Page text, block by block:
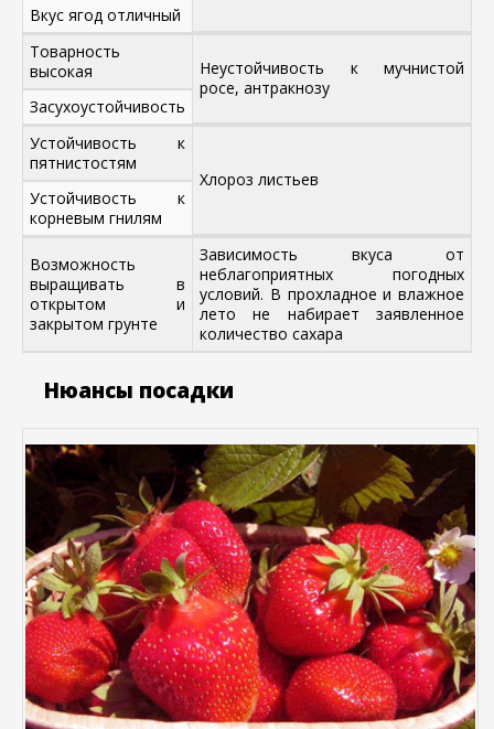
Вкус ягод отличный
Товарность
высокая
Неустойчивость к мучнистой
росе, антракнозу
Засухоустойчивость
Устойчивость к
пятнистостям
Хлороз листьев
Устойчивость к
корневым гнилям
Возможность
выращивать в
открытом и
закрытом грунте
Зависимость вкуса от
неблагоприятных погодных
условий. В прохладное и влажное
лето не набирает заявленное
количество сахара
Нюансы посадки